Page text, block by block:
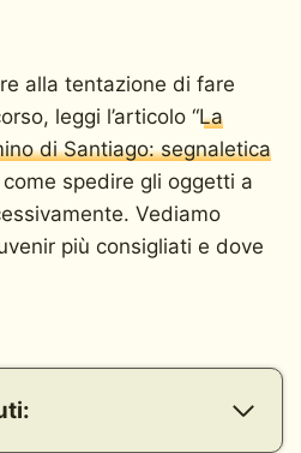
alla tentazione di fare
leggi l’articolo “La
di Santiago: segnaletica
come spedire gli oggetti a
Vediamo
più consigliati e dove